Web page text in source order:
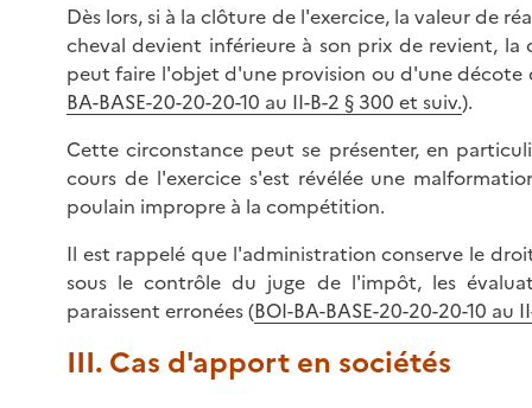
Dès lors, si à la clôture de l'exercice, la valeur de
cheval devient inférieure à son prix de revient, la
peut faire l'objet d'une provision ou d'une décote
BA-BASE-20-20-20-10 au II-B-2 § 300 et suiv.).
Cette circonstance peut se présenter, en
cours de l'exercice s'est révélée une
poulain impropre à la compétition.
Il est rappelé que l'administration conserve le
sous le contrôle du juge de l'impôt, les
paraissent erronées (BOI-BA-BASE-20-20-20-10 au
III. Cas d'apport en sociétés